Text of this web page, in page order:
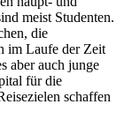
meist Studenten.
die
im Laufe der Zeit
aber auch junge
für die
schaffen